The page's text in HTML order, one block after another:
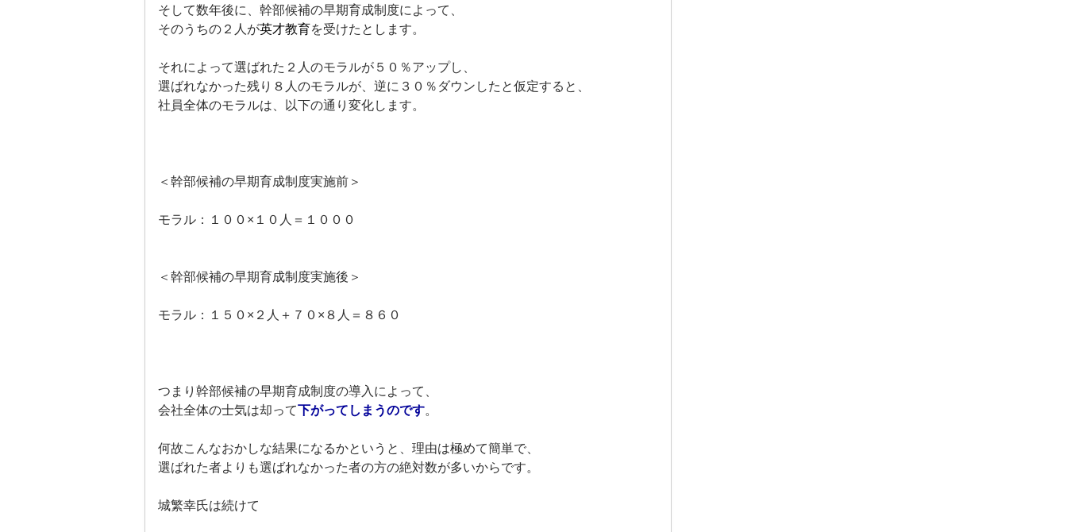
そして数年後に、幹部候補の早期育成制度によって、
そのうちの２人が英才教育を受けたとします。
それによって選ばれた２人のモラルが５０％アップし、
選ばれなかった残り８人のモラルが、逆に３０％ダウンしたと仮定すると、
社員全体のモラルは、以下の通り変化します。
＜幹部候補の早期育成制度実施前＞
モラル：１００×１０人＝１０００
＜幹部候補の早期育成制度実施後＞
モラル：１５０×２人＋７０×８人＝８６０
つまり幹部候補の早期育成制度の導入によって、
会社全体の士気は却って下がってしまうのです。
何故こんなおかしな結果になるかというと、理由は極めて簡単で、
選ばれた者よりも選ばれなかった者の方の絶対数が多いからです。
城繁幸氏は続けて